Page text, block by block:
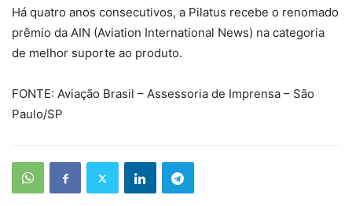
Há quatro anos consecutivos, a Pilatus recebe o renomado
prêmio da AIN (Aviation International News) na categoria
de melhor suporte ao produto.
FONTE: Aviação Brasil – Assessoria de Imprensa – São
Paulo/SP